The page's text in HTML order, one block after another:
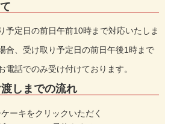
予定日の前日午前10時まで対応いたしま
合、受け取り予定日の前日午後1時まで
電話でのみ受け付けております。
しまでの流れ
ーキをクリックいただく